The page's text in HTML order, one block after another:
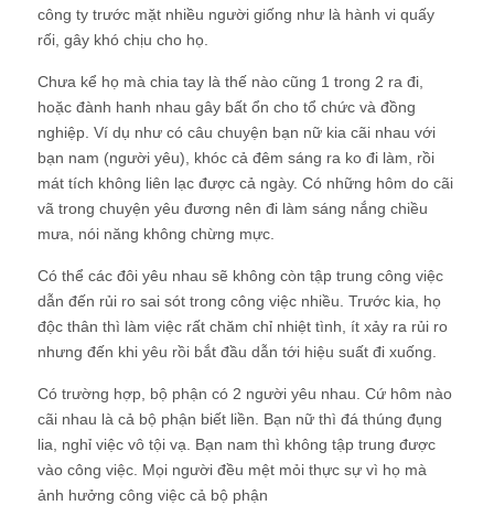
công ty trước mặt nhiều người giống như là hành vi quấy
rối, gây khó chịu cho họ.
Chưa kể họ mà chia tay là thế nào cũng 1 trong 2 ra đi,
hoặc đành hanh nhau gây bất ổn cho tổ chức và đồng
nghiệp. Ví dụ như có câu chuyện bạn nữ kia cãi nhau với
bạn nam (người yêu), khóc cả đêm sáng ra ko đi làm, rồi
mát tích không liên lạc được cả ngày. Có những hôm do cãi
vã trong chuyện yêu đương nên đi làm sáng nắng chiều
mưa, nói năng không chừng mực.
Có thể các đôi yêu nhau sẽ không còn tập trung công việc
dẫn đến rủi ro sai sót trong công việc nhiều. Trước kia, họ
độc thân thì làm việc rất chăm chỉ nhiệt tình, ít xảy ra rủi ro
nhưng đến khi yêu rồi bắt đầu dẫn tới hiệu suất đi xuống.
Có trường hợp, bộ phận có 2 người yêu nhau. Cứ hôm nào
cãi nhau là cả bộ phận biết liền. Bạn nữ thì đá thúng đụng
lia, nghỉ việc vô tội vạ. Bạn nam thì không tập trung được
vào công việc. Mọi người đều mệt mỏi thực sự vì họ mà
ảnh hưởng công việc cả bộ phận